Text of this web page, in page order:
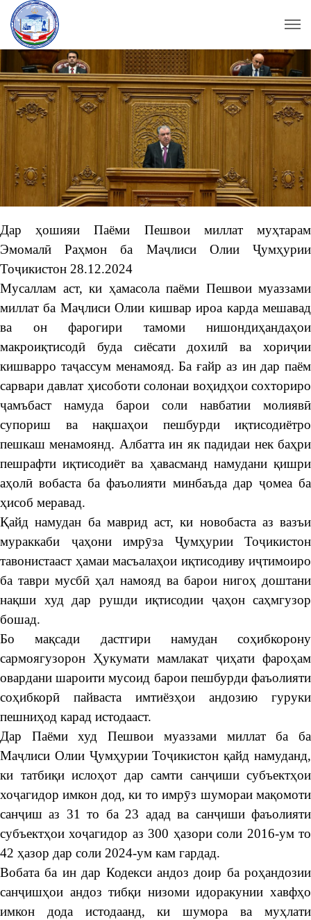
Дар ҳошияи Паёми Пешвои миллат муҳтарам
Эмомалӣ Раҳмон ба Маҷлиси Олии Ҷумҳурии
Тоҷикистон 28.12.2024
Мусаллам аст, ки ҳамасола паёми Пешвои муаззами
миллат ба Маҷлиси Олии кишвар ироа карда мешавад
ва он фарогири тамоми нишондиҳандаҳои
макроиқтисодӣ буда сиёсати дохилӣ ва хориҷии
кишварро таҷассум менамояд. Ба ғайр аз ин дар паём
сарвари давлат ҳисоботи солонаи воҳидҳои сохториро
ҷамъбаст намуда барои соли навбатии молиявӣ
супориш ва нақшаҳои пешбурди иқтисодиётро
пешкаш менамоянд. Албатта ин як падидаи нек баҳри
пешрафти иқтисодиёт ва ҳавасманд намудани қишри
аҳолӣ вобаста ба фаъолияти минбаъда дар ҷомеа ба
ҳисоб меравад.
Қайд намудан ба маврид аст, ки новобаста аз вазъи
мураккаби ҷаҳони имрӯза Ҷумҳурии Тоҷикистон
тавонистааст ҳамаи масъалаҳои иқтисодиву иҷтимоиро
ба таври мусбӣ ҳал намояд ва барои нигоҳ доштани
нақши худ дар рушди иқтисодии ҷаҳон саҳмгузор
бошад.
Бо мақсади дастгири намудан соҳибкорону
сармоягузорон Ҳукумати мамлакат ҷиҳати фароҳам
овардани шароити мусоид барои пешбурди фаъолияти
соҳибкорӣ пайваста имтиёзҳои андозию гуруки
пешниҳод карад истодааст.
Дар Паёми худ Пешвои муаззами миллат ба ба
Маҷлиси Олии Ҷумҳурии Тоҷикистон қайд намуданд,
ки татбиқи ислоҳот дар самти санҷиши субъектҳои
хоҷагидор имкон дод, ки то имрӯз шумораи мақомоти
санҷиш аз 31 то ба 23 адад ва санҷиши фаъолияти
субъектҳои хоҷагидор аз 300 ҳазори соли 2016-ум то
42 ҳазор дар соли 2024-ум кам гардад.
Вобата ба ин дар Кодекси андоз доир ба роҳандозии
санҷишҳои андоз тибқи низоми идоракунии хавфҳо
имкон дода истодаанд, ки шумора ва муҳлати